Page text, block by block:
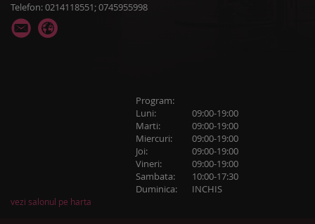
Telefon: 0214118551; 0745955998
Program:
Luni:
09:00-19:00
Marti:
09:00-19:00
Miercuri:
09:00-19:00
Joi:
09:00-19:00
Vineri:
09:00-19:00
Sambata:
10:00-17:30
Duminica:
INCHIS
vezi salonul pe harta